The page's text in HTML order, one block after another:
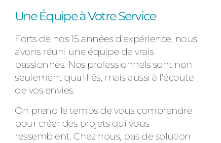
Une Équipe à Votre Service
Forts de nos 15 années d'expérience, nous
avons réuni une équipe de vrais
passionnés. Nos professionnels sont non
seulement qualifiés, mais aussi à l'écoute
de vos envies.
On prend le temps de vous comprendre
pour créer des projets qui vous
ressemblent. Chez nous, pas de solution